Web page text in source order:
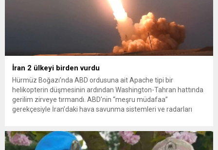
İran 2 ülkeyi birden vurdu
Hürmüz Boğazı’nda ABD ordusuna ait Apache tipi bir
helikopterin düşmesinin ardından Washington-Tahran hattında
gerilim zirveye tırmandı. ABD’nin “meşru müdafaa”
gerekçesiyle İran’daki hava savunma sistemleri ve radarları
yeni bir ABD saldırısına anında yanıt verileceğini duyurdu....